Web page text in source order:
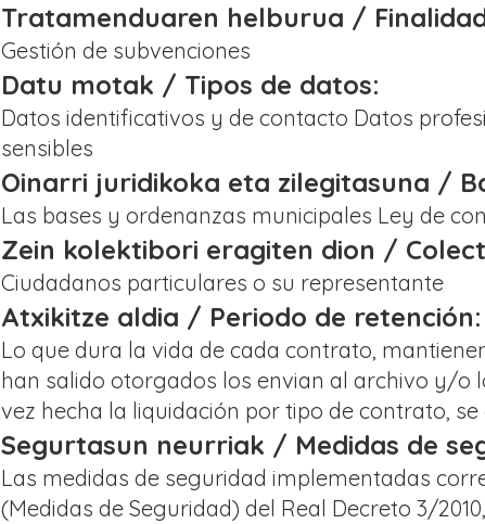
Tratamenduaren helburua /
Gestión de subvenciones
Datu motak / Tipos de datos:
Datos identificativos y de contacto Datos
sensibles
Oinarri juridikoka eta zilegitasuna /
Las bases y ordenanzas municipales Ley de
Zein kolektibori eragiten dion /
Ciudadanos particulares o su representante
Atxikitze aldia / Periodo de retención:
Lo que dura la vida de cada contrato,
han salido otorgados los envian al archivo y/o
vez hecha la liquidación por tipo de contrato,
Segurtasun neurriak / Medidas de
Las medidas de seguridad implementadas
(Medidas de Seguridad) del Real Decreto 3/